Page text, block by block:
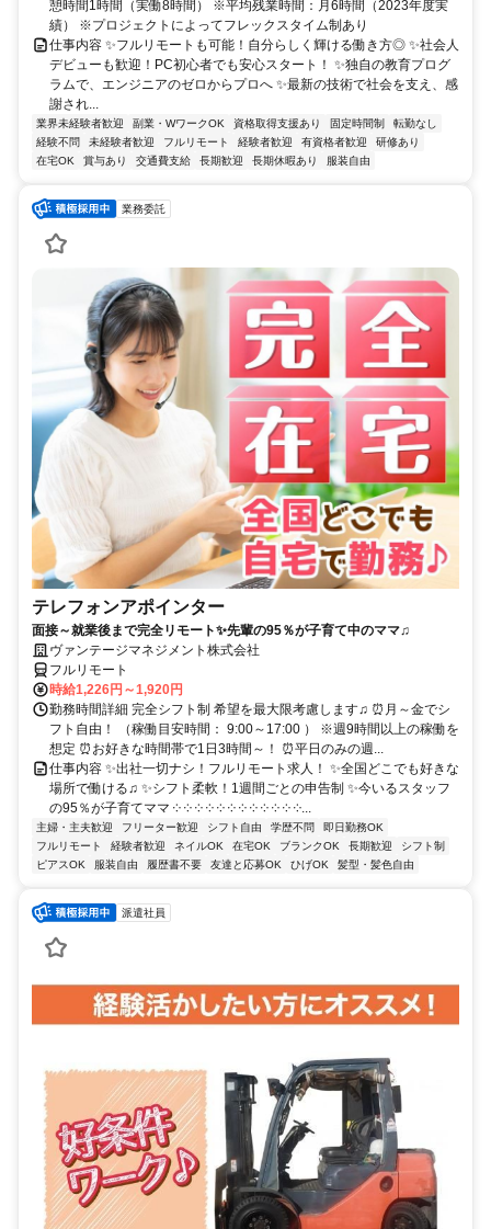
憩時間1時間（実働8時間） ※平均残業時間：月6時間（2023年度実
績） ※プロジェクトによってフレックスタイム制あり
仕事内容 ✨フルリモートも可能！自分らしく輝ける働き方◎ ✨社会人
デビューも歓迎！PC初心者でも安心スタート！ ✨独自の教育プログ
ラムで、エンジニアのゼロからプロへ ✨最新の技術で社会を支え、感
謝され...
業界未経験者歓迎 副業・WワークOK 資格取得支援あり 固定時間制
転勤なし
経験不問
未経験者歓迎 フルリモート 経験者歓迎 有資格者歓迎
研修あり
在宅OK
賞与あり 交通費支給 長期歓迎 長期休暇あり 服装自由
業務委託
テレフォンアポインター
面接～就業後まで完全リモート✨先輩の95％が子育て中のママ♫
ヴァンテージマネジメント株式会社
フルリモート
時給1,226円～1,920円
勤務時間詳細 完全シフト制 希望を最大限考慮します♫ ⏰月～金でシ
フト自由！ （稼働目安時間： 9:00～17:00 ） ※週9時間以上の稼働を
想定 ⏰お好きな時間帯で1日3時間～！ ⏰平日のみの週...
仕事内容 ✨出社一切ナシ！フルリモート求人！ ✨全国どこでも好きな
場所で働ける♫ ✨シフト柔軟！1週間ごとの申告制 ✨今いるスタッフ
の95％が子育てママ ༶ ༶ ༶ ༶ ༶ ༶ ༶ ༶ ༶ ༶ ༶ ༶...
主婦・主夫歓迎 フリーター歓迎 シフト自由 学歴不問
即日勤務OK
フルリモート
経験者歓迎 ネイルOK 在宅OK ブランクOK 長期歓迎
シフト制
ピアスOK
服装自由 履歴書不要 友達と応募OK ひげOK 髪型・髪色自由
派遣社員